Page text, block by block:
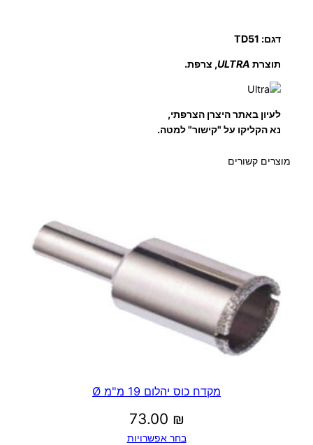
דגם: TD51
תוצרת ULTRA, צרפת.
לעיון באתר היצרן הצרפתי,
נא הקליקו על "קישור" למטה.
מוצרים קשורים
מקדח כוס יהלום 19 מ"מ Ø
73.00 ₪
בחר אפשרויות